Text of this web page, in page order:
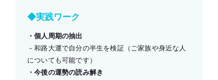
◆実践ワーク
・個人周期の抽出
－和路大運で自分の半生を検証（ご家族や身近な人
についても可能です）
・今後の運勢の読み解き